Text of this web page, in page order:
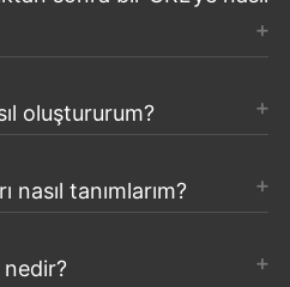
oluştururum?
tanımlarım?
nedir?